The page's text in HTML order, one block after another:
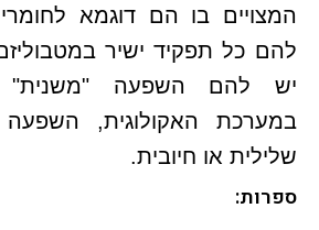
המצויים בו הם דוגמא
להם כל תפקיד ישיר
יש להם השפעה "משנית"
במערכת האקולוגית, השפעה
שלילית או חיובית.
ספרות: